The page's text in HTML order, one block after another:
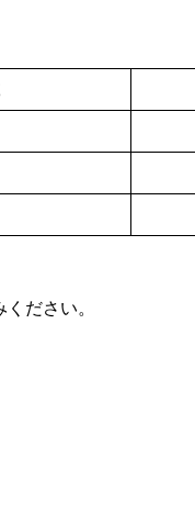
ださい。